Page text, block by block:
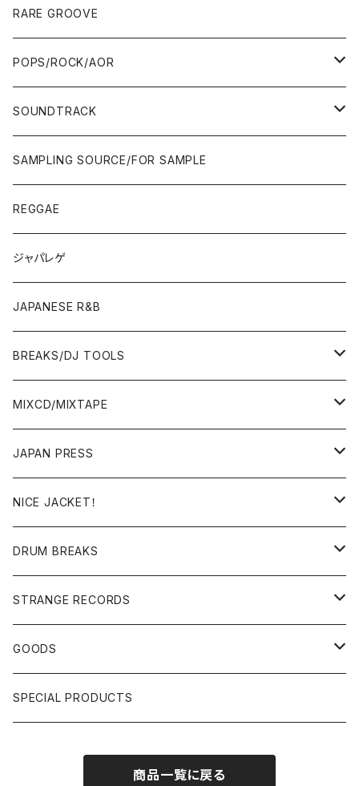
JAPAN ONLY RELEASE/REMIX
JAPAN ONLY RELEASE/REMIX
CD ALBUM
80'S
80'S
60'S/70'S
80'S
70'S
80'S
12"/7"
70'S
80'S
JAZZ
FUSION
RARE GROOVE
POPS/ROCK/AOR
POPS/S.S.W.
ROCK/AOR
SOUNDTRACK
LP
JAPANESE
OTHERS
7"/12"
JAPANESE
OTHERS
SAMPLING SOURCE/FOR SAMPLE
REGGAE
ジャパレゲ
JAPANESE R&B
BREAKS/DJ TOOLS
BREAKS/MEGAMIX/CUT UP
RE-EDIT/DJ TOOLS
MIXCD/MIXTAPE
MIXCD
日本語ラップ
JAPANESE DJ
MIXTAPE
JAPAN PRESS
LP(+ OBI)
7"/12"
NICE JACKET！
DONUTS 45
GIRLS
HIPHOP CLASSIC GALLERY
日本語ラップ CLASSIC GALLERY
DRUM BREAKS
US/UK/OTHERS
JAPANESE
STRANGE RECORDS
DRUM DRUM DRUM/KARAOKE
パチソン/AUDIO CHECK/LIBRARY
GOODS
BOOK
SPECIAL PRODUCTS
商品一覧に戻る